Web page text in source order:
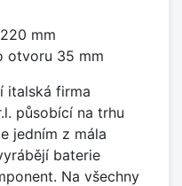
mm
otvoru 35 mm
italská firma
působící na trhu
jedním z mála
baterie
Na všechny